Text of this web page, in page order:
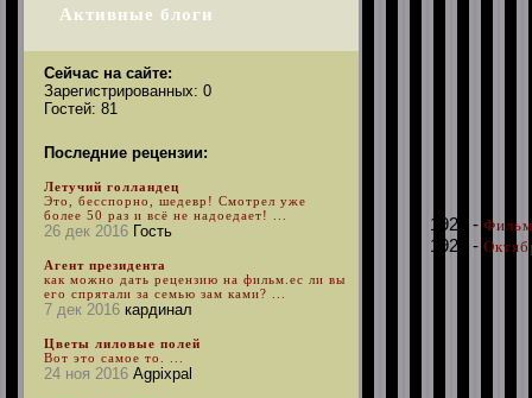
1924 -
1927 -
Активные блоги
Сейчас на сайте:
Зарегистрированных: 0
Гостей: 81
Последние рецензии:
Летучий голландец
Это, бесспорно, шедевр! Смотрел уже
более 50 раз и всё не надоедает! ...
26 дек 2016 Гость
Агент президента
как можно дать рецензию на фильм.ес ли вы
его спрятали за семью зам ками? ...
7 дек 2016 кардинал
Цветы лиловые полей
Вот это самое то. ...
24 ноя 2016 Agpixpal